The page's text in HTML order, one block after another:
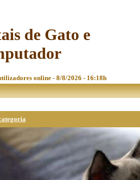
de Gato e
online - 8/8/2026 - 16:18h